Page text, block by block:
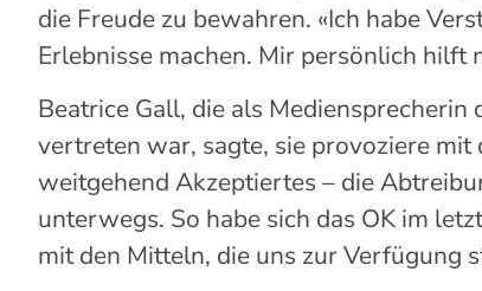
die Freude zu bewahren. «Ich habe
Erlebnisse machen. Mir persönlich hilft
Beatrice Gall, die als Mediensprecherin
vertreten war, sagte, sie provoziere mit
weitgehend Akzeptiertes – die
unterwegs. So habe sich das OK im
mit den Mitteln, die uns zur Verfügung